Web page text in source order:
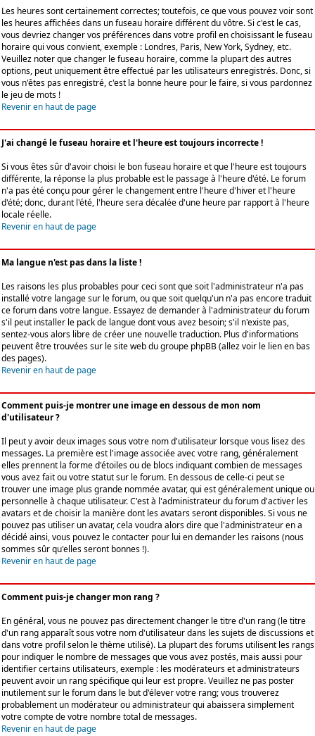
Les heures sont certainement correctes; toutefois, ce que vous pouvez voir sont
les heures affichées dans un fuseau horaire différent du vôtre. Si c'est le cas,
vous devriez changer vos préférences dans votre profil en choisissant le fuseau
horaire qui vous convient, exemple : Londres, Paris, New York, Sydney, etc.
Veuillez noter que changer le fuseau horaire, comme la plupart des autres
options, peut uniquement être effectué par les utilisateurs enregistrés. Donc, si
vous n'êtes pas enregistré, c'est la bonne heure pour le faire, si vous pardonnez
le jeu de mots !
Revenir en haut de page
J'ai changé le fuseau horaire et l'heure est toujours incorrecte !
Si vous êtes sûr d'avoir choisi le bon fuseau horaire et que l'heure est toujours
différente, la réponse la plus probable est le passage à l'heure d'été. Le forum
n'a pas été conçu pour gérer le changement entre l'heure d'hiver et l'heure
d'été; donc, durant l'été, l'heure sera décalée d'une heure par rapport à l'heure
locale réelle.
Revenir en haut de page
Ma langue n'est pas dans la liste !
Les raisons les plus probables pour ceci sont que soit l'administrateur n'a pas
installé votre langage sur le forum, ou que soit quelqu'un n'a pas encore traduit
ce forum dans votre langue. Essayez de demander à l'administrateur du forum
s'il peut installer le pack de langue dont vous avez besoin; s'il n'existe pas,
sentez-vous alors libre de créer une nouvelle traduction. Plus d'informations
peuvent être trouvées sur le site web du groupe phpBB (allez voir le lien en bas
des pages).
Revenir en haut de page
Comment puis-je montrer une image en dessous de mon nom
d'utilisateur ?
Il peut y avoir deux images sous votre nom d'utilisateur lorsque vous lisez des
messages. La première est l'image associée avec votre rang, généralement
elles prennent la forme d'étoiles ou de blocs indiquant combien de messages
vous avez fait ou votre statut sur le forum. En dessous de celle-ci peut se
trouver une image plus grande nommée avatar, qui est généralement unique ou
personnelle à chaque utilisateur. C'est à l'administrateur du forum d'activer les
avatars et de choisir la manière dont les avatars seront disponibles. Si vous ne
pouvez pas utiliser un avatar, cela voudra alors dire que l'administrateur en a
décidé ainsi, vous pouvez le contacter pour lui en demander les raisons (nous
sommes sûr qu'elles seront bonnes !).
Revenir en haut de page
Comment puis-je changer mon rang ?
En général, vous ne pouvez pas directement changer le titre d'un rang (le titre
d'un rang apparaît sous votre nom d'utilisateur dans les sujets de discussions et
dans votre profil selon le thème utilisé). La plupart des forums utilisent les rangs
pour indiquer le nombre de messages que vous avez postés, mais aussi pour
identifier certains utilisateurs, exemple : les modérateurs et administrateurs
peuvent avoir un rang spécifique qui leur est propre. Veuillez ne pas poster
inutilement sur le forum dans le but d'élever votre rang; vous trouverez
probablement un modérateur ou administrateur qui abaissera simplement
votre compte de votre nombre total de messages.
Revenir en haut de page